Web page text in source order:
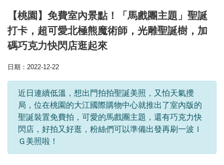
【桃園】免費室內景點！「馬戲團主題」聖誕
打卡，超可愛北極熊魔術師，光雕聖誕樹，加
碼巧克力快閃店逛起來
日期：2022-12-22
近日連續低溫，想出門拍拍聖誕美照，又怕天氣攪
局，位在桃園的大江國際購物中心就推出了室內版的
聖誕裝置免費拍，可愛的馬戲團主題，還有巧克力快
閃店，好拍又好逛，粉絲們可以準備出發再刷一波Ｉ
Ｇ美照啦！